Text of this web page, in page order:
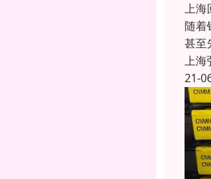
上海
随着
甚至
上海
21-